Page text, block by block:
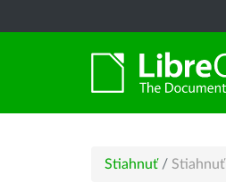
Stiahnuť /